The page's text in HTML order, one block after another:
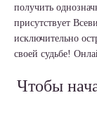
получить
присутствует
исключительно
своей судьбе!
Чтобы